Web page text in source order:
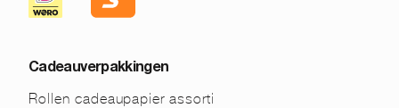
Cadeauverpakkingen
Rollen cadeaupapier assorti